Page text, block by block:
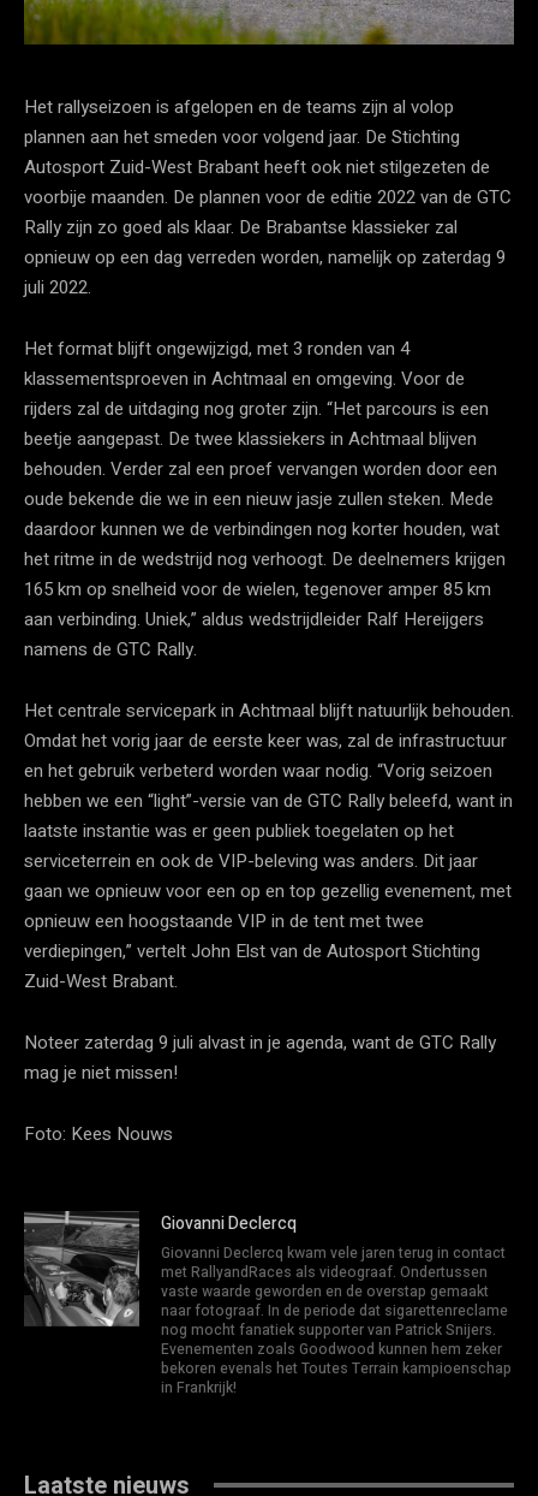
Het rallyseizoen is afgelopen en de teams zijn al volop
plannen aan het smeden voor volgend jaar. De Stichting
Autosport Zuid-West Brabant heeft ook niet stilgezeten de
voorbije maanden. De plannen voor de editie 2022 van de GTC
Rally zijn zo goed als klaar. De Brabantse klassieker zal
opnieuw op een dag verreden worden, namelijk op zaterdag 9
juli 2022.
Het format blijft ongewijzigd, met 3 ronden van 4
klassementsproeven in Achtmaal en omgeving. Voor de
rijders zal de uitdaging nog groter zijn. “Het parcours is een
beetje aangepast. De twee klassiekers in Achtmaal blijven
behouden. Verder zal een proef vervangen worden door een
oude bekende die we in een nieuw jasje zullen steken. Mede
daardoor kunnen we de verbindingen nog korter houden, wat
het ritme in de wedstrijd nog verhoogt. De deelnemers krijgen
165 km op snelheid voor de wielen, tegenover amper 85 km
aan verbinding. Uniek,” aldus wedstrijdleider Ralf Hereijgers
namens de GTC Rally.
Het centrale servicepark in Achtmaal blijft natuurlijk behouden.
Omdat het vorig jaar de eerste keer was, zal de infrastructuur
en het gebruik verbeterd worden waar nodig. “Vorig seizoen
hebben we een “light”-versie van de GTC Rally beleefd, want in
laatste instantie was er geen publiek toegelaten op het
serviceterrein en ook de VIP-beleving was anders. Dit jaar
gaan we opnieuw voor een op en top gezellig evenement, met
opnieuw een hoogstaande VIP in de tent met twee
verdiepingen,” vertelt John Elst van de Autosport Stichting
Zuid-West Brabant.
Noteer zaterdag 9 juli alvast in je agenda, want de GTC Rally
mag je niet missen!
Foto: Kees Nouws
Giovanni Declercq
Giovanni Declercq kwam vele jaren terug in contact
met RallyandRaces als videograaf. Ondertussen
vaste waarde geworden en de overstap gemaakt
naar fotograaf. In de periode dat sigarettenreclame
nog mocht fanatiek supporter van Patrick Snijers.
Evenementen zoals Goodwood kunnen hem zeker
bekoren evenals het Toutes Terrain kampioenschap
in Frankrijk!
Laatste nieuws